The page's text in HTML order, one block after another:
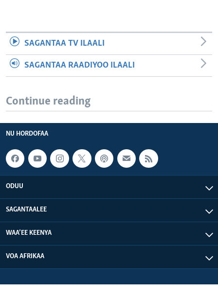
SAGANTAA TV ILAALI
SAGANTAA RAADIYOO ILAALI
Continue reading
NU HORDOFAA
ODUU
SAGANTAALEE
WAA’EE KEENYA
VOA AFRIKAA